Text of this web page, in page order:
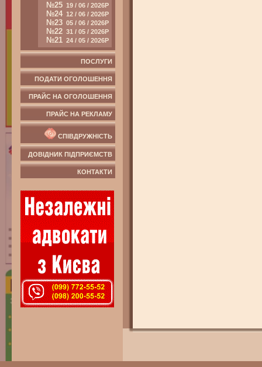
№25 19 / 06 / 2026Р
№24 12 / 06 / 2026Р
№23 05 / 06 / 2026Р
№22 31 / 05 / 2026Р
№21 24 / 05 / 2026Р
ПОСЛУГИ
ПОДАТИ ОГОЛОШЕННЯ
ПРАЙС НА ОГОЛОШЕННЯ
ПРАЙС НА РЕКЛАМУ
СПІВДРУЖНІСТЬ
ДОВІДНИК ПІДПРИЄМСТВ
КОНТАКТИ